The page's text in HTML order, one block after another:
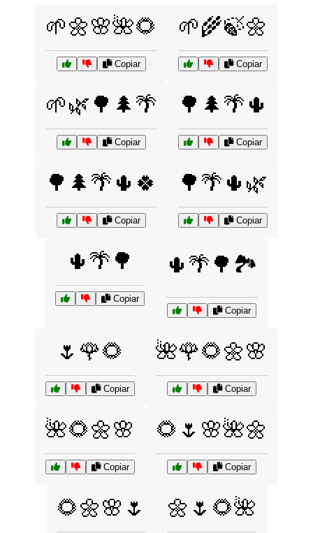
🌱🌼🌸🌺🌻
Copiar
🌱🌾🍃🌼
Copiar
🌱🌿🌳🌲🌴
Copiar
🌳🌲🌴🌵
Copiar
🌳🌲🌴🌵🍀
Copiar
🌳🌴🌵🌿
Copiar
🌵🌴🌳
Copiar
🌵🌴🌳🏞️
Copiar
🌷🌹🌻
Copiar
🌺🌹🌻🌼🌸
Copiar
🌺🌻🌼🌸
Copiar
🌻🌷🌸🌺🌼
Copiar
🌻🌼🌸🌷 🌼🌷🌻🌺